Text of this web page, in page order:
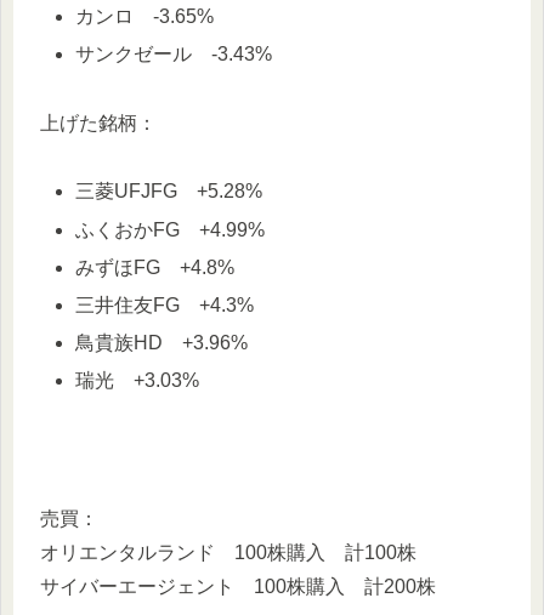
カンロ -3.65%
サンクゼール -3.43%
上げた銘柄：
三菱UFJFG +5.28%
ふくおかFG +4.99%
みずほFG +4.8%
三井住友FG +4.3%
鳥貴族HD +3.96%
瑞光 +3.03%
売買：
オリエンタルランド 100株購入 計100株
サイバーエージェント 100株購入 計200株